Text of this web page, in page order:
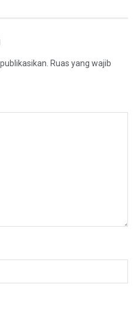
Ruas yang wajib